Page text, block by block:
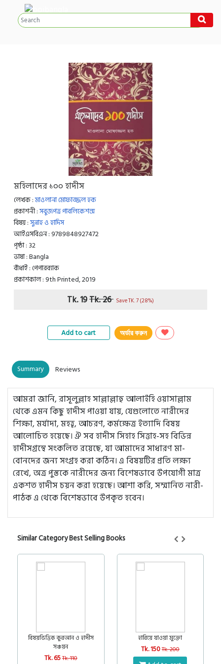
মহিলাদের ১০০ হাদীস
লেখক :মাওলানা মোফাজ্জল হক
প্রকাশনী :সবুজপত্র পাবলিকেশন্স
বিষয় :সুন্নাহ ও হাদিস
আইএসবিএন : 9789848927472
পৃষ্ঠা : 32
ভাষা : Bangla
বাঁধাই : পেপারব্যাক
প্রকাশকাল : 9th Printed, 2019
Tk. 19Tk. 26 Save TK. 7 (28%)
Add to cart অর্ডার করুন
Summary Reviews
আমরা জানি, রাসূলুল্লাহ সাল্লাল্লাহু আলাইহি ওয়াসাল্লাম
থেকে এমন কিছু হাদীস পাওয়া যায়, যেগুলোতে নারীদের
শিক্ষা, মর্যাদা, মহত্ত্ব, আচরণ, কর্মক্ষেত্র ইত্যাদি বিষয়
আলোচিত হয়েছে। ঐ সব হাদীস সিহাহ সিত্তাহ-সহ বিভিন্ন
হাদীসগ্রন্থে সংকলিত রয়েছে, যা আমাদের সাধারণ মা-
বোনদের জন্য সংগ্রহ করা কঠিন। এ বিষয়টির প্রতি লক্ষ্য
রেখে, অত্র পুস্তকে নারীদের জন্য বিশেষভাবে উপযোগী মাত্র
একশত হাদীস চয়ন করা হয়েছে। আশা করি, সম্মানিত নারী-
পাঠক এ থেকে বিশেষভাবে উপকৃত হবেন।
Similar Category Best Selling Books
40%
বিষয়ভিত্তিক কুরআন ও হাদীস
সঞ্চয়ন
Tk. 65Tk. 110
হারিয়ে যাওয়া মুক্তো
Tk. 150Tk. 200